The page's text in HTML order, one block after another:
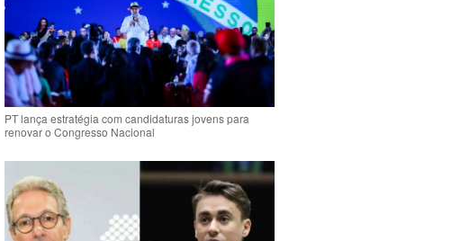
PT lança estratégia com candidaturas jovens para
renovar o Congresso Nacional